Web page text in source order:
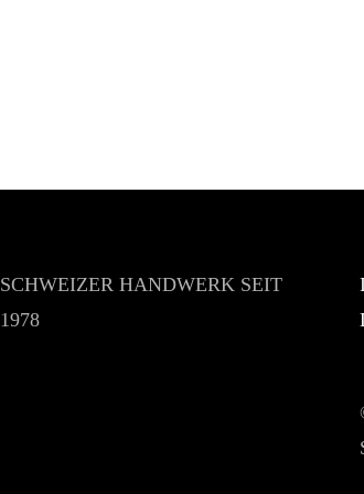
SCHWEIZER HANDWERK SEIT
1978